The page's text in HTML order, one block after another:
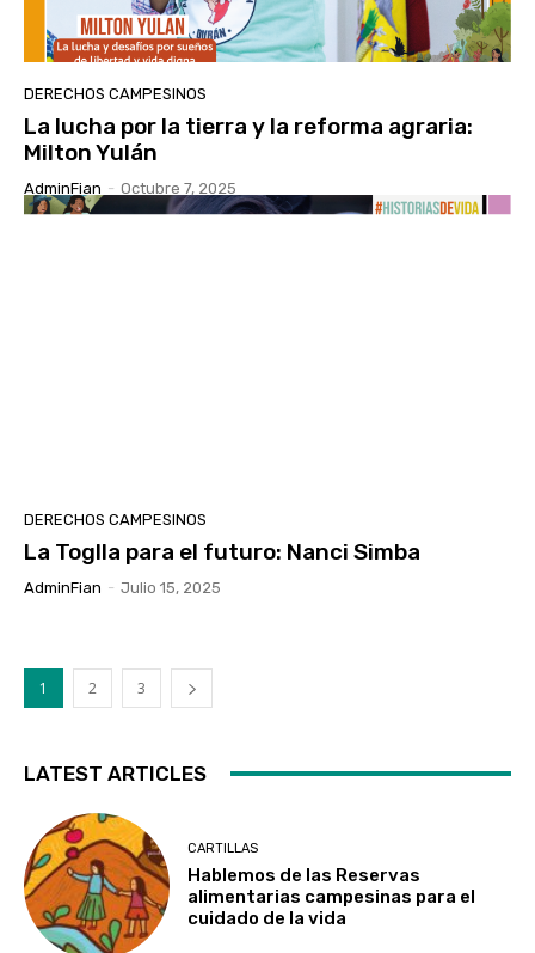
DERECHOS CAMPESINOS
La lucha por la tierra y la reforma agraria:
Milton Yulán
AdminFian - Octubre 7, 2025
DERECHOS CAMPESINOS
La Toglla para el futuro: Nanci Simba
AdminFian - Julio 15, 2025
1 2 3
LATEST ARTICLES
CARTILLAS
Hablemos de las Reservas
alimentarias campesinas para el
cuidado de la vida